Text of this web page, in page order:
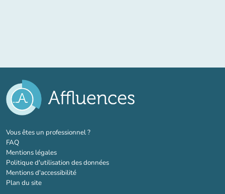
Vous êtes un professionnel ?(nouvel onglet)
FAQ
Mentions légales
Politique d'utilisation des données
Mentions d'accessibilité
Plan du site